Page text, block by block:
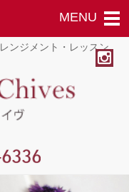
ンジメント・レッスン